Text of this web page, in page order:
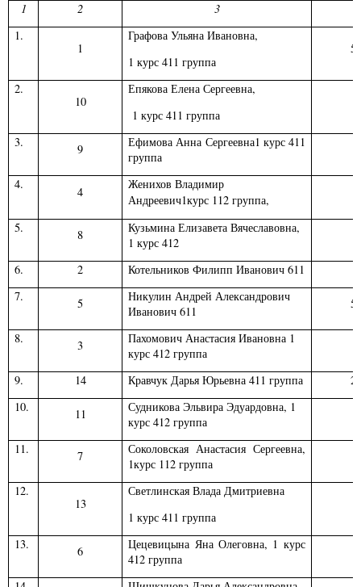
1 2 3
1.
1
Графова Ульяна Ивановна,
1 курс 411 группа
2.
10
Епякова Елена Сергеевна,
1 курс 411 группа
3. 9
Ефимова Анна Сергеевна1 курс 411
группа
4.
4
Женихов Владимир
Андреевич1курс 112 группа,
5. 8
Кузьмина Елизавета Вячеславовна,
1 курс 412
6. 2 Котельников Филипп Иванович 611
7.
5
Никулин Андрей Александрович
Иванович 611
8. 3
Пахомович Анастасия Ивановна 1
курс 412 группа
9. 14 Кравчук Дарья Юрьевна 411 группа
10.
11
Судникова Эльвира Эдуардовна, 1
курс 412 группа
11. 7
Соколовская Анастасия Сергеевна,
1курс 112 группа
12.
13
Светлинская Влада Дмитриевна
1 курс 411 группа
13. 6
Цецевицына Яна Олеговна, 1 курс
412 группа